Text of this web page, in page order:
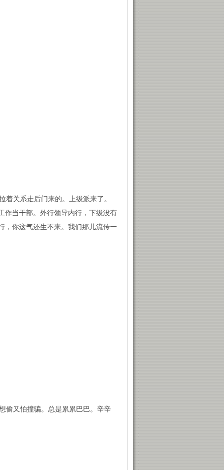
关系走后门来的。上级派来了。
作当干部。外行领导内行，下级没有
，你这气还生不来。我们那儿流传一
又怕撞骗。总是累累巴巴。辛辛